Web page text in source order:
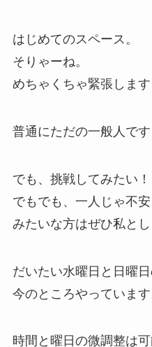
はじめてのスペース。
そりゃーね。
めちゃくちゃ緊張します
普通にただの一般人で
でも、挑戦してみたい！
でもでも、一人じゃ不安
みたいな方はぜひ私とし
だいたい水曜日と日曜
今のところやっています
時間と曜日の微調整は